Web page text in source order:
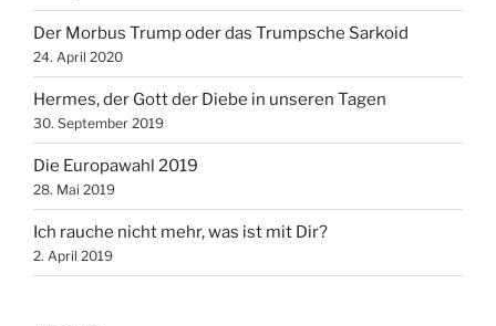
Der Morbus Trump oder das Trumpsche Sarkoid
24. April 2020
Hermes, der Gott der Diebe in unseren Tagen
30. September 2019
Die Europawahl 2019
28. Mai 2019
Ich rauche nicht mehr, was ist mit Dir?
2. April 2019